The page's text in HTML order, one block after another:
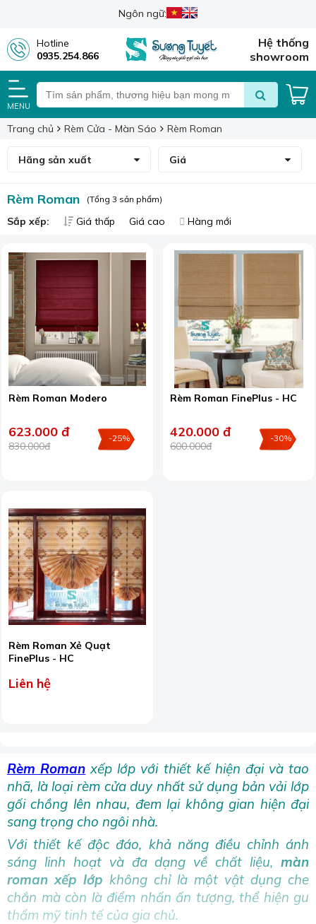
Ngôn ngữ:
Hotline
0935.254.866
Hệ thống
showroom
MENU
Trang chủ Rèm Cửa - Màn Sáo Rèm Roman
Hãng sản xuất Giá
Rèm Roman (Tổng 3 sản phẩm)
Sắp xếp: Giá thấp Giá cao Hàng mới
Rèm Roman Modero
623.000 đ
830.000đ
-25%
Rèm Roman FinePlus - HC
420.000 đ
600.000đ
-30%
Rèm Roman Xẻ Quạt
FinePlus - HC
Liên hệ
Rèm Roman xếp lớp với thiết kế hiện đại và tao
nhã, là loại rèm cửa duy nhất sử dụng bản vải lớp
gối chồng lên nhau, đem lại không gian hiện đại
sang trọng cho ngôi nhà.
Với thiết kế độc đáo, khả năng điều chỉnh ánh
sáng linh hoạt và đa dạng về chất liệu, màn
roman xếp lớp không chỉ là một vật dụng che
chắn mà còn là điểm nhấn ấn tượng, thể hiện gu
thẩm mỹ tinh tế của gia chủ.